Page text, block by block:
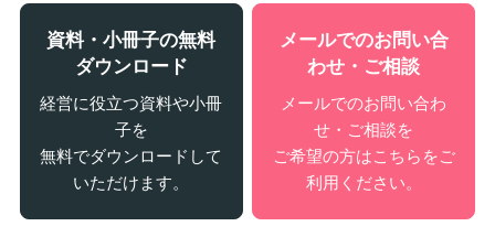
資料・小冊子の無料
ダウンロード
経営に役立つ資料や小冊
子を
無料でダウンロードして
いただけます。
メールでのお問い合
わせ・ご相談
メールでのお問い合わ
せ・ご相談を
ご希望の方はこちらをご
利用ください。